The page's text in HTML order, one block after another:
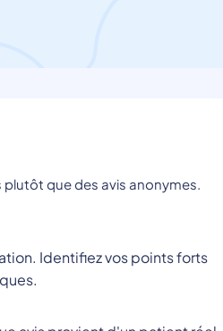
que des avis anonymes.
Identifiez vos points forts